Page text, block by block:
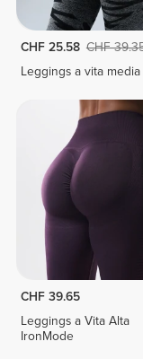
CHF 25.58 CHF
Leggings a vita media
CHF 39.65
Leggings a Vita Alta
IronMode